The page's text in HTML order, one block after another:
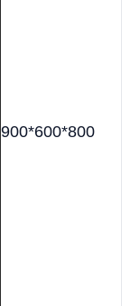
900*600*800